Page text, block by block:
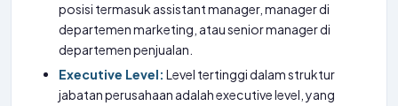
posisi termasuk assistant manager, manager di
departemen marketing, atau senior manager di
departemen penjualan.
Executive Level: Level tertinggi dalam struktur
jabatan perusahaan adalah executive level, yang